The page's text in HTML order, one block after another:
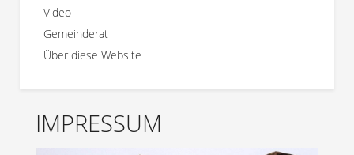
Video
Gemeinderat
Über diese Website
IMPRESSUM